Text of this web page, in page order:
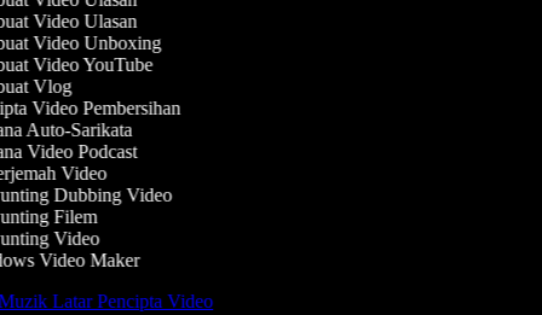
Video Ulasan
Video Unboxing
Video YouTube
Vlog
Video Pembersihan
Auto-Sarikata
Video Podcast
Video
Dubbing Video
Filem
Video
Video Maker
Latar Pencipta Video